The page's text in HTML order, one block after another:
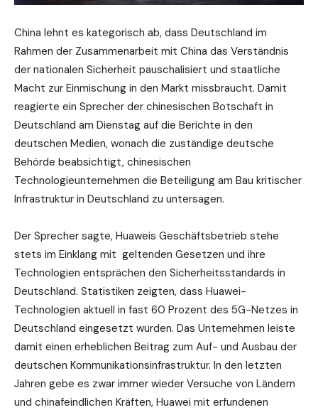
China lehnt es kategorisch ab, dass Deutschland im
Rahmen der Zusammenarbeit mit China das Verständnis
der nationalen Sicherheit pauschalisiert und staatliche
Macht zur Einmischung in den Markt missbraucht. Damit
reagierte ein Sprecher der chinesischen Botschaft in
Deutschland am Dienstag auf die Berichte in den
deutschen Medien, wonach die zuständige deutsche
Behörde beabsichtigt, chinesischen
Technologieunternehmen die Beteiligung am Bau kritischer
Infrastruktur in Deutschland zu untersagen.
Der Sprecher sagte, Huaweis Geschäftsbetrieb stehe
stets im Einklang mit geltenden Gesetzen und ihre
Technologien entsprächen den Sicherheitsstandards in
Deutschland. Statistiken zeigten, dass Huawei-
Technologien aktuell in fast 60 Prozent des 5G-Netzes in
Deutschland eingesetzt würden. Das Unternehmen leiste
damit einen erheblichen Beitrag zum Auf- und Ausbau der
deutschen Kommunikationsinfrastruktur. In den letzten
Jahren gebe es zwar immer wieder Versuche von Ländern
und chinafeindlichen Kräften, Huawei mit erfundenen